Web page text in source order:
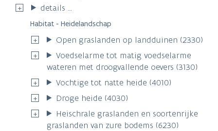
details ...
Habitat - Heidelandschap
Open graslanden op landduinen (2330)
Voedselarme tot matig voedselarme
wateren met droogvallende oevers (3130)
Vochtige tot natte heide (4010)
Droge heide (4030)
Heischrale graslanden en soortenrijke
graslanden van zure bodems (6230)